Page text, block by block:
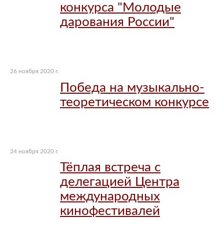
конкурса "Молодые
дарования России"
26 ноября 2020 г.
Победа на музыкально-
теоретическом конкурсе
24 ноября 2020 г.
Тёплая встреча с
делегацией Центра
международных
кинофестивалей